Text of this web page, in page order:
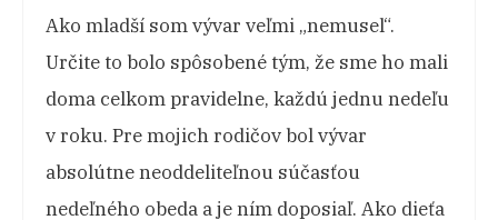
KONTAKT
Ako mladší som vývar veľmi „nemusel“.
Určite to bolo spôsobené tým, že sme ho mali
doma celkom pravidelne, každú jednu nedeľu
v roku. Pre mojich rodičov bol vývar
absolútne neoddeliteľnou súčasťou
nedeľného obeda a je ním doposiaľ. Ako dieťa